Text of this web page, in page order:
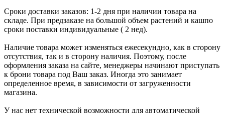
Сроки доставки заказов: 1-2 дня при наличии товара на
складе. При предзаказе на большой объем растений и кашпо
сроки поставки индивидуальные ( 2 нед).
Наличие товара может изменяться ежесекундно, как в сторону
отсутствия, так и в сторону наличия. Поэтому, после
оформления заказа на сайте, менеджеры начинают приступать
к брони товара под Ваш заказ. Иногда это занимает
определенное время, в зависимости от загруженности
магазина.
У нас нет технической возможности для автоматической